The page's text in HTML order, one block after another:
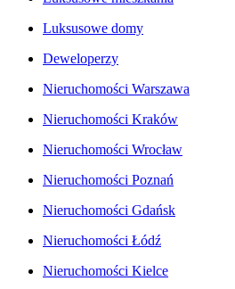
Luksusowe domy
Deweloperzy
Nieruchomości Warszawa
Nieruchomości Kraków
Nieruchomości Wrocław
Nieruchomości Poznań
Nieruchomości Gdańsk
Nieruchomości Łódź
Nieruchomości Kielce